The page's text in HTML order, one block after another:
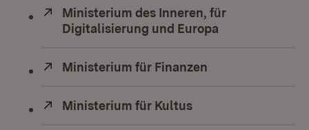
Extern:
Ministerium des Inneren, für
Digitalisierung und Europa
Extern:
Ministerium für Finanzen
Extern:
Ministerium für Kultus